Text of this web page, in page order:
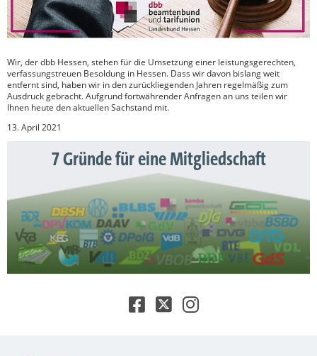
Wir, der dbb Hessen, stehen für die Umsetzung einer leistungsgerechten,
verfassungstreuen Besoldung in Hessen. Dass wir davon bislang weit
entfernt sind, haben wir in den zurückliegenden Jahren regelmäßig zum
Ausdruck gebracht. Aufgrund fortwährender Anfragen an uns teilen wir
Ihnen heute den aktuellen Sachstand mit.
13. April 2021
7 Gründe für eine Mitgliedschaft